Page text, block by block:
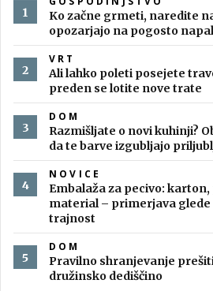
Ko začne grmeti, naredite
opozarjajo na pogosto
VRT
Ali lahko poleti posejete
preden se lotite nove trate
DOM
Razmišljate o novi kuhinji?
da te barve izgubljajo
NOVICE
Embalaža za pecivo:
material – primerjava glede
trajnost
DOM
Pravilno shranjevanje
družinsko dediščino